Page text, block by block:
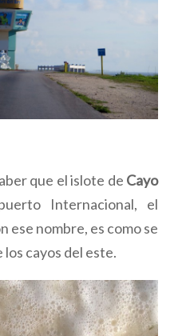
que el islote de Cayo
Internacional, el
ese nombre, es como se
cayos del este.